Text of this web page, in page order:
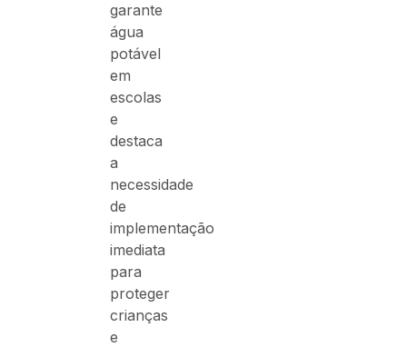
garante
água
potável
em
escolas
e
destaca
a
necessidade
de
implementação
imediata
para
proteger
crianças
e